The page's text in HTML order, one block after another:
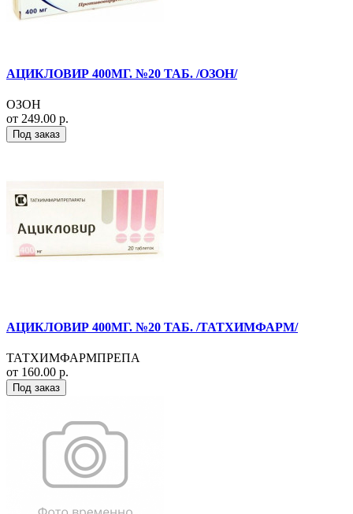
АЦИКЛОВИР 400МГ. №20 ТАБ. /ОЗОН/
ОЗОН
от 249.00 р.
Под заказ
АЦИКЛОВИР 400МГ. №20 ТАБ. /ТАТХИМФАРМ/
ТАТХИМФАРМПРЕПА
от 160.00 р.
Под заказ